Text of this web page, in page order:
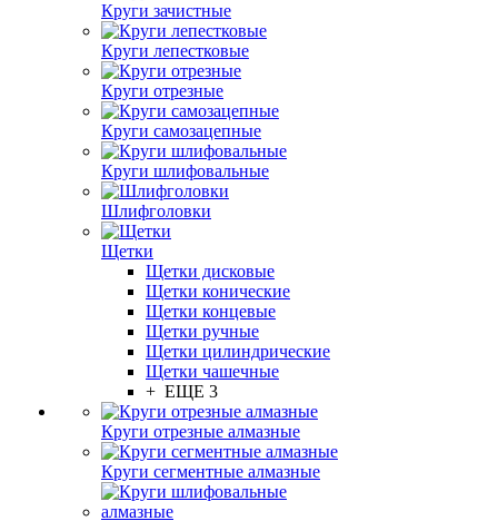
Круги зачистные
Круги лепестковые
Круги отрезные
Круги самозацепные
Круги шлифовальные
Шлифголовки
Щетки
Щетки дисковые
Щетки конические
Щетки концевые
Щетки ручные
Щетки цилиндрические
Щетки чашечные
+ ЕЩЕ 3
Круги отрезные алмазные
Круги сегментные алмазные